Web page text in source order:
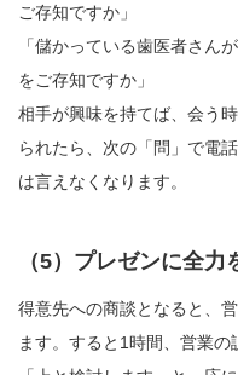
ご存知ですか」
「儲かっている歯医者さん
をご存知ですか」
相手が興味を持てば、会う
られたら、次の「問」で電
は言えなくなります。
（5）プレゼンに全
得意先への商談となると、
ます。すると1時間、営業の